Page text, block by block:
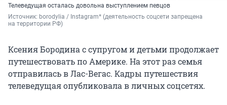
Телеведущая осталась довольна выступлением певцов
Источник: borodylia / Instagram* (деятельность соцсети запрещена
на территории РФ)
Ксения Бородина с супругом и детьми продолжает
путешествовать по Америке. На этот раз семья
отправилась в Лас-Вегас. Кадры путешествия
телеведущая опубликовала в личных соцсетях.